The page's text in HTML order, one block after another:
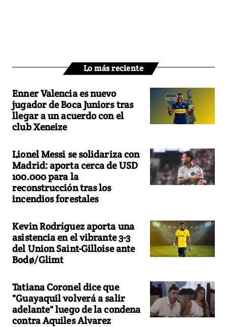
Lo más reciente
Enner Valencia es nuevo
jugador de Boca Juniors tras
llegar a un acuerdo con el
club Xeneize
Lionel Messi se solidariza con
Madrid: aporta cerca de USD
100.000 para la
reconstrucción tras los
incendios forestales
Kevin Rodríguez aporta una
asistencia en el vibrante 3-3
del Union Saint-Gilloise ante
Bodø/Glimt
Tatiana Coronel dice que
"Guayaquil volverá a salir
adelante" luego de la condena
contra Aquiles Alvarez